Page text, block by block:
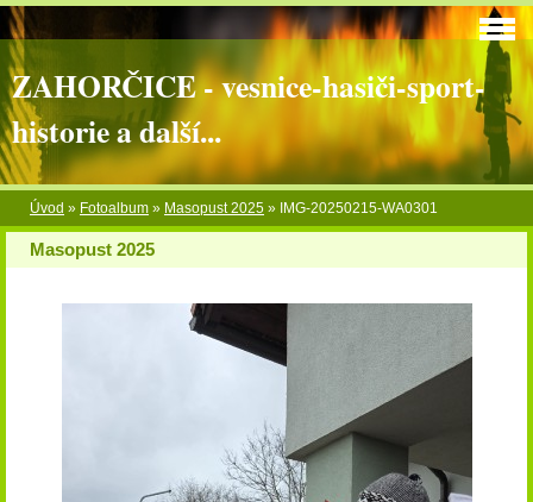
ZAHORČICE - vesnice-hasiči-sport-
historie a další...
Úvod » Fotoalbum » Masopust 2025 » IMG-20250215-WA0301
Masopust 2025